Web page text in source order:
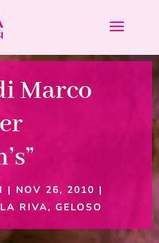
Marco
| NOV 26, 2010 |
RIVA, GELOSO